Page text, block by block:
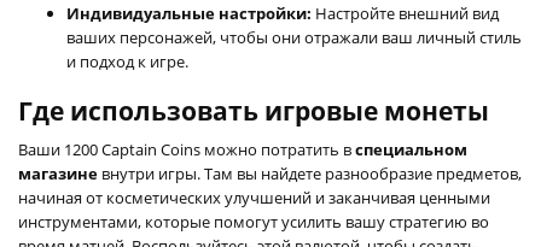
Индивидуальные настройки: Настройте внешний вид
ваших персонажей, чтобы они отражали ваш личный стиль
и подход к игре.
Где использовать игровые монеты
Ваши 1200 Captain Coins можно потратить вспециальном
магазине внутри игры. Там вы найдете разнообразие предметов,
начиная от косметических улучшений и заканчивая ценными
инструментами, которые помогут усилить вашу стратегию во